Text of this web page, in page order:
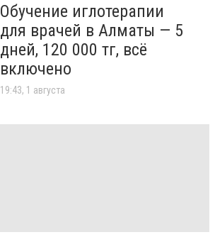
Обучение иглотерапии
для врачей в Алматы — 5
дней, 120 000 тг, всё
включено
19:43, 1 августа